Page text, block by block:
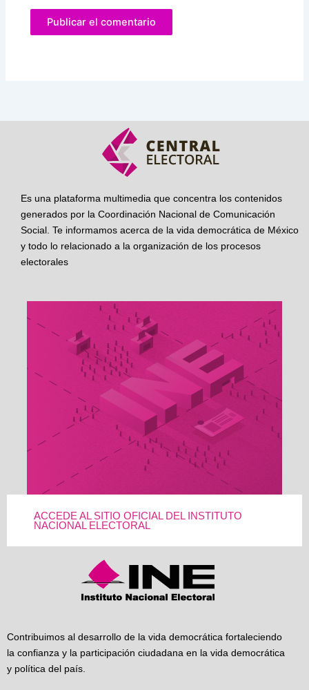
Es una plataforma multimedia que concentra los contenidos
generados por la Coordinación Nacional de Comunicación
Social. Te informamos acerca de la vida democrática de México
y todo lo relacionado a la organización de los procesos
electorales
ACCEDE AL SITIO OFICIAL DEL INSTITUTO
NACIONAL ELECTORAL
Contribuimos al desarrollo de la vida democrática fortaleciendo
la confianza y la participación ciudadana en la vida democrática
y política del país.